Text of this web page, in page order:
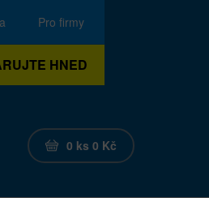
Pro firmy
HNED
0 ks 0 Kč